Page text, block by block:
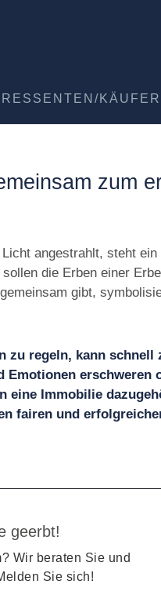
KÄUFER
zum
zu regeln, kann schnell
Emotionen erschweren
eine Immobilie
fairen und
geerbt!
Wir beraten Sie und
Sie sich!